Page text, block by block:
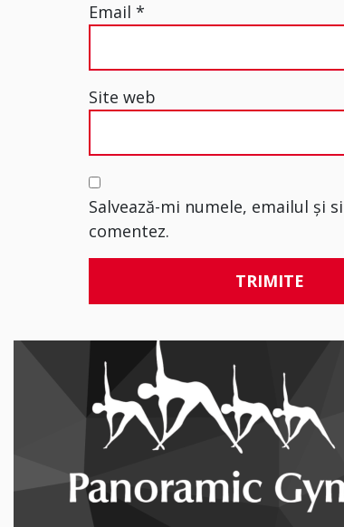
Email*
Site web
Salvează-mi numele, emailul și
comentez.